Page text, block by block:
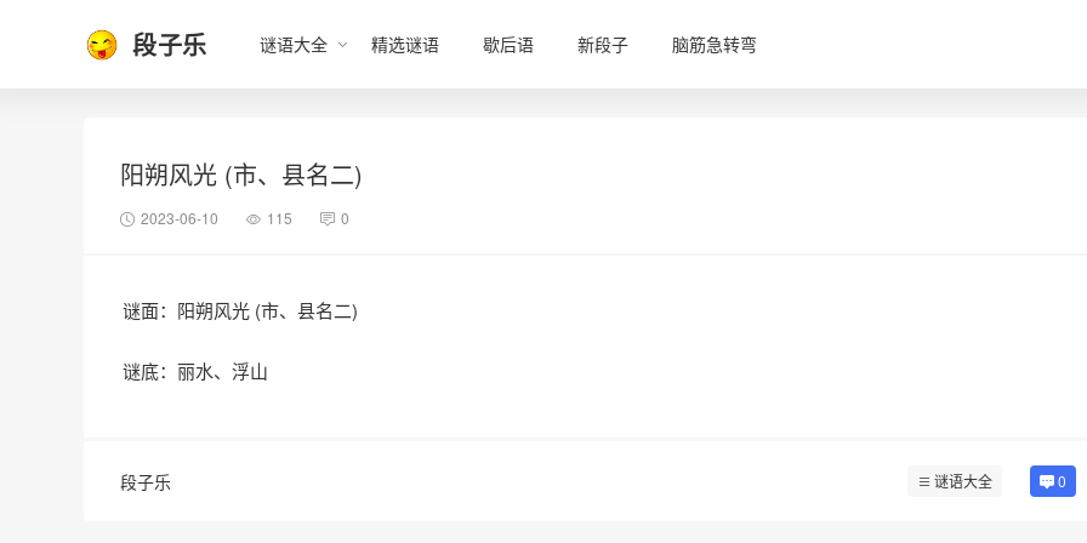
段子乐 谜语大全 精选谜语 歇后语 新段子 脑筋急转弯
阳朔风光 (市、县名二)
2023-06-10 115 0
谜面：阳朔风光 (市、县名二)
谜底：丽水、浮山
段子乐 谜语大全 0